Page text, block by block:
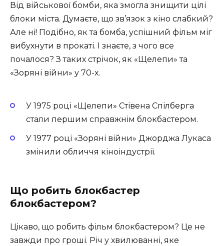
Від військової бомби, яка змогла знищити цілі
блоки міста. Думаєте, що зв’язок з кіно слабкий?
Але ні! Подібно, як та бомба, успішний фільм міг
вибухнути в прокаті. І знаєте, з чого все
почалося? З таких стрічок, як «Щелепи» та
«Зоряні війни» у 70-х.
У 1975 році «Щелепи» Стівена Спілберга
стали першим справжнім блокбастером.
У 1977 році «Зоряні війни» Джорджа Лукаса
змінили обличчя кіноіндустрії.
Що робить блокбастер
блокбастером?
Цікаво, що робить фільм блокбастером? Це не
завжди про гроші. Річ у хвилюванні, яке